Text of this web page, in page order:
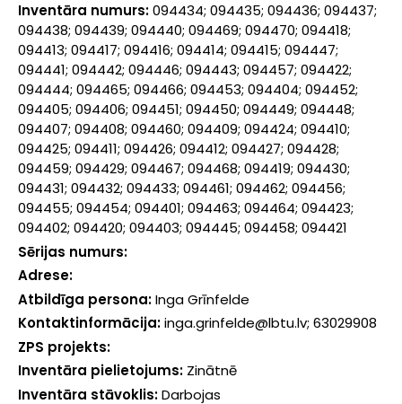
Inventāra numurs:094434; 094435; 094436; 094437;
094438; 094439; 094440; 094469; 094470; 094418;
094413; 094417; 094416; 094414; 094415; 094447;
094441; 094442; 094446; 094443; 094457; 094422;
094444; 094465; 094466; 094453; 094404; 094452;
094405; 094406; 094451; 094450; 094449; 094448;
094407; 094408; 094460; 094409; 094424; 094410;
094425; 094411; 094426; 094412; 094427; 094428;
094459; 094429; 094467; 094468; 094419; 094430;
094431; 094432; 094433; 094461; 094462; 094456;
094455; 094454; 094401; 094463; 094464; 094423;
094402; 094420; 094403; 094445; 094458; 094421
Sērijas numurs:
Adrese:
Atbildīga persona:Inga Grīnfelde
Kontaktinformācija:inga.grinfelde@lbtu.lv; 63029908
ZPS projekts:
Inventāra pielietojums: Zinātnē
Inventāra stāvoklis:Darbojas